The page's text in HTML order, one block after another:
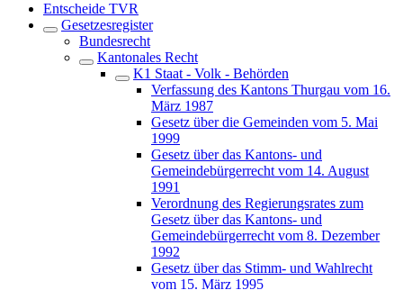
Entscheide TVR
Gesetzesregister
Bundesrecht
Kantonales Recht
K1 Staat - Volk - Behörden
Verfassung des Kantons Thurgau vom 16.
März 1987
Gesetz über die Gemeinden vom 5. Mai
1999
Gesetz über das Kantons- und
Gemeindebürgerrecht vom 14. August
1991
Verordnung des Regierungsrates zum
Gesetz über das Kantons- und
Gemeindebürgerrecht vom 8. Dezember
1992
Gesetz über das Stimm- und Wahlrecht
vom 15. März 1995